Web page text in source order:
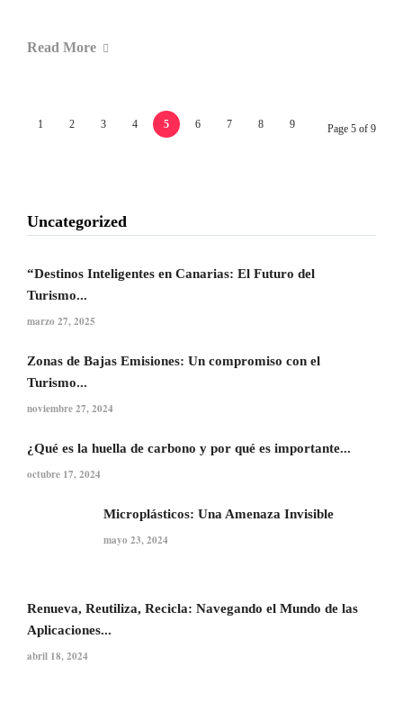
Read More
1 2 3 4 5 6 7 8 9 Page 5 of 9
Uncategorized
“Destinos Inteligentes en Canarias: El Futuro del
Turismo...
marzo 27, 2025
Zonas de Bajas Emisiones: Un compromiso con el
Turismo...
noviembre 27, 2024
¿Qué es la huella de carbono y por qué es importante...
octubre 17, 2024
Microplásticos: Una Amenaza Invisible
mayo 23, 2024
Renueva, Reutiliza, Recicla: Navegando el Mundo de las
Aplicaciones...
abril 18, 2024